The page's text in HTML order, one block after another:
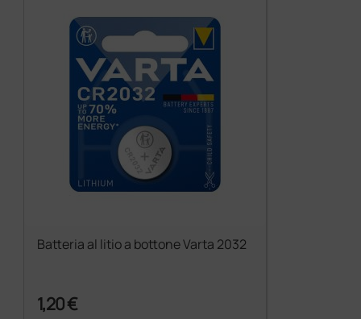
Batteria al litio a bottone Varta 2032
1,20 €